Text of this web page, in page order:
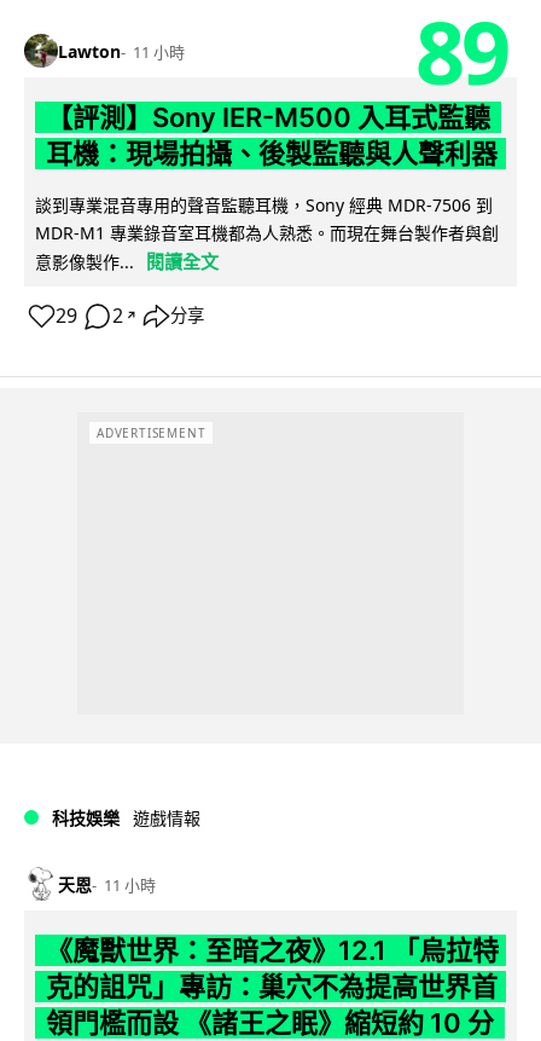
Lawton 11 小時 89
【評測】Sony IER-M500 入耳式監聽
耳機：現場拍攝、後製監聽與人聲利器
談到專業混音專用的聲音監聽耳機，Sony 經典 MDR-7506 到
MDR-M1 專業錄音室耳機都為人熟悉。而現在舞台製作者與創
意影像製作...
閱讀全文
29 2 ↗ 分享
ADVERTISEMENT
科技娛樂 遊戲情報
天恩 11 小時
《魔獸世界：至暗之夜》12.1 「烏拉特
克的詛咒」專訪：巢穴不為提高世界首
領門檻而設 《諸王之眠》縮短約 10 分